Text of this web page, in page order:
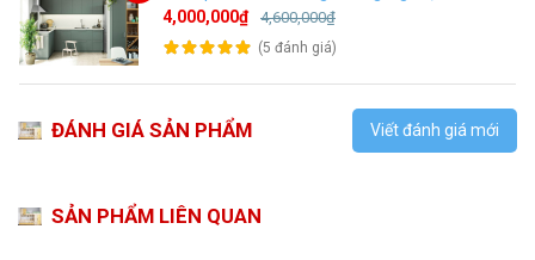
4,000,000₫
4,600,000₫
(5 đánh giá)
ĐÁNH GIÁ SẢN PHẨM Viết đánh giá mới
SẢN PHẨM LIÊN QUAN